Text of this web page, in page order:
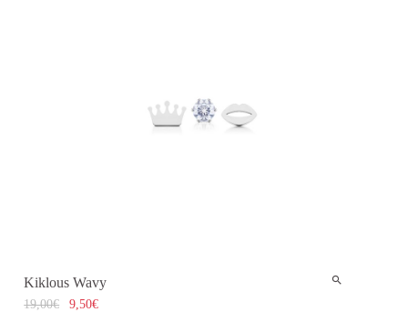
Kiklous Wavy
19,00€ 9,50€